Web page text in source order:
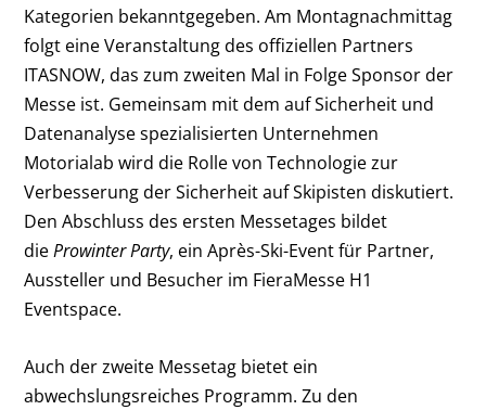
Kategorien bekanntgegeben. Am Montagnachmittag
folgt eine Veranstaltung des offiziellen Partners
ITASNOW, das zum zweiten Mal in Folge Sponsor der
Messe ist. Gemeinsam mit dem auf Sicherheit und
Datenanalyse spezialisierten Unternehmen
Motorialab wird die Rolle von Technologie zur
Verbesserung der Sicherheit auf Skipisten diskutiert.
Den Abschluss des ersten Messetages bildet
dieProwinter Party, ein Après-Ski-Event für Partner,
Aussteller und Besucher im FieraMesse H1
Eventspace.
Auch der zweite Messetag bietet ein
abwechslungsreiches Programm. Zu den